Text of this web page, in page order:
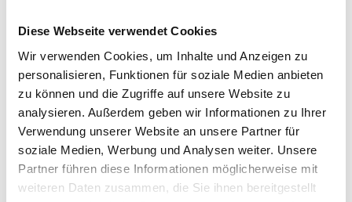
Diese Webseite verwendet Cookies
Wir verwenden Cookies, um Inhalte und Anzeigen zu
personalisieren, Funktionen für soziale Medien anbieten
zu können und die Zugriffe auf unsere Website zu
analysieren. Außerdem geben wir Informationen zu Ihrer
Verwendung unserer Website an unsere Partner für
soziale Medien, Werbung und Analysen weiter. Unsere
Partner führen diese Informationen möglicherweise mit
weiteren Daten zusammen, die Sie ihnen bereitgestellt